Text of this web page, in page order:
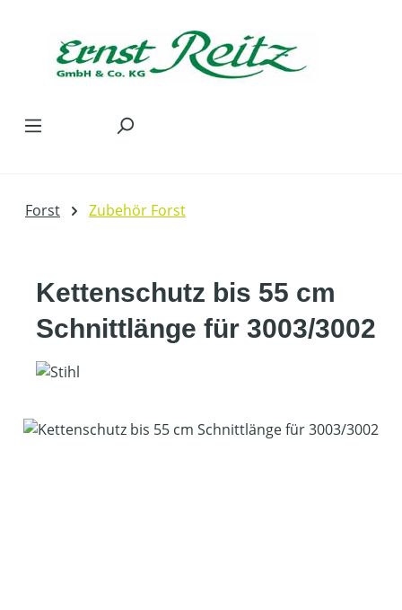
Forst Zubehör Forst
Kettenschutz bis 55 cm
Schnittlänge für 3003/3002
Bildergalerie überspringen